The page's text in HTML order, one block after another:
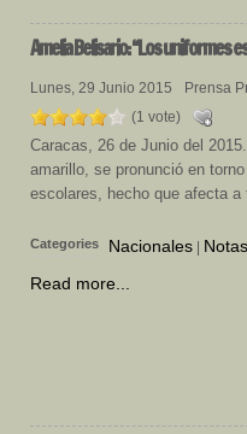
AmeliaBelisario: “Los uniformes
Lunes, 29 Junio 2015
Prensa
(1 vote)
Caracas, 26 de Junio del
amarillo, se pronunció en
escolares, hecho que afecta a
Categories Nacionales |
Read more...